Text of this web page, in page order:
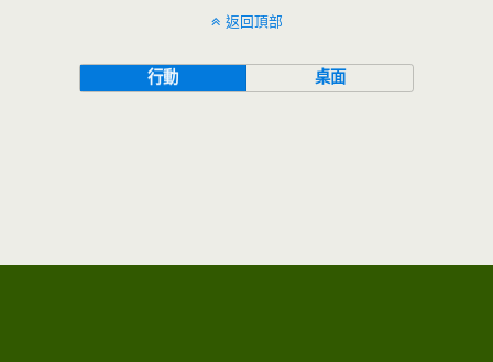
返回頂部
行動 桌面